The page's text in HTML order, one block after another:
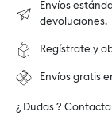
Envíos
devoluciones.
Regístrate y
Envíos gratis
¿ Dudas ?